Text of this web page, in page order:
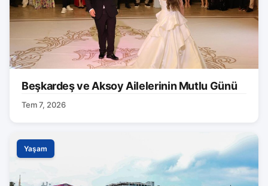
Beşkardeş ve Aksoy Ailelerinin Mutlu Günü
Tem 7, 2026
Yaşam